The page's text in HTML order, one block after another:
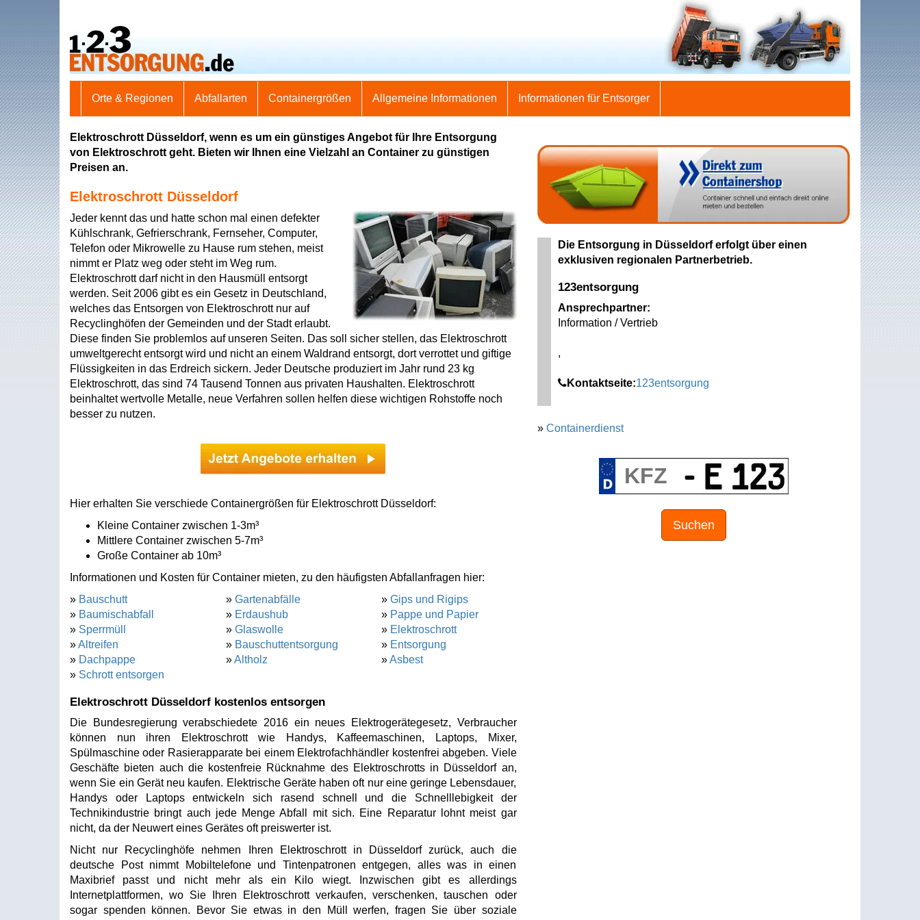
Orte & Regionen Abfallarten Containergrößen Allgemeine Informationen Informationen für Entsorger
Elektroschrott Düsseldorf, wenn es um ein günstiges Angebot für Ihre Entsorgung
von Elektroschrott geht. Bieten wir Ihnen eine Vielzahl an Container zu günstigen
Preisen an.
Elektroschrott Düsseldorf
Jeder kennt das und hatte schon mal einen defekter
Kühlschrank, Gefrierschrank, Fernseher, Computer,
Telefon oder Mikrowelle zu Hause rum stehen, meist
nimmt er Platz weg oder steht im Weg rum.
Elektroschrott darf nicht in den Hausmüll entsorgt
werden. Seit 2006 gibt es ein Gesetz in Deutschland,
welches das Entsorgen von Elektroschrott nur auf
Recyclinghöfen der Gemeinden und der Stadt erlaubt.
Diese finden Sie problemlos auf unseren Seiten. Das soll sicher stellen, das Elektroschrott
umweltgerecht entsorgt wird und nicht an einem Waldrand entsorgt, dort verrottet und giftige
Flüssigkeiten in das Erdreich sickern. Jeder Deutsche produziert im Jahr rund 23 kg
Elektroschrott, das sind 74 Tausend Tonnen aus privaten Haushalten. Elektroschrott
beinhaltet wertvolle Metalle, neue Verfahren sollen helfen diese wichtigen Rohstoffe noch
besser zu nutzen.
Hier erhalten Sie verschiede Containergrößen für Elektroschrott Düsseldorf:
Kleine Container zwischen 1-3m³
Mittlere Container zwischen 5-7m³
Große Container ab 10m³
Informationen und Kosten für Container mieten, zu den häufigsten Abfallanfragen hier:
» Bauschutt
» Baumischabfall
» Sperrmüll
»Altreifen
» Dachpappe
» Schrott entsorgen
» Gartenabfälle
» Erdaushub
» Glaswolle
» Bauschuttentsorgung
»Altholz
» Gips und Rigips
» Pappe und Papier
» Elektroschrott
» Entsorgung
»Asbest
Elektroschrott Düsseldorf kostenlos entsorgen
Die Bundesregierung verabschiedete 2016 ein neues Elektrogerätegesetz, Verbraucher
können nun ihren Elektroschrott wie Handys, Kaffeemaschinen, Laptops, Mixer,
Spülmaschine oder Rasierapparate bei einem Elektrofachhändler kostenfrei abgeben. Viele
Geschäfte bieten auch die kostenfreie Rücknahme des Elektroschrotts in Düsseldorf an,
wenn Sie ein Gerät neu kaufen. Elektrische Geräte haben oft nur eine geringe Lebensdauer,
Handys oder Laptops entwickeln sich rasend schnell und die Schnelllebigkeit der
Technikindustrie bringt auch jede Menge Abfall mit sich. Eine Reparatur lohnt meist gar
nicht, da der Neuwert eines Gerätes oft preiswerter ist.
Nicht nur Recyclinghöfe nehmen Ihren Elektroschrott in Düsseldorf zurück, auch die
deutsche Post nimmt Mobiltelefone und Tintenpatronen entgegen, alles was in einen
Maxibrief passt und nicht mehr als ein Kilo wiegt. Inzwischen gibt es allerdings
Internetplattformen, wo Sie Ihren Elektroschrott verkaufen, verschenken, tauschen oder
sogar spenden können. Bevor Sie etwas in den Müll werfen, fragen Sie über soziale
Die Entsorgung in Düsseldorf erfolgt über einen
exklusiven regionalen Partnerbetrieb.
123entsorgung
Ansprechpartner:
Information / Vertrieb
,
Kontaktseite:123entsorgung
» Containerdienst
Suchen